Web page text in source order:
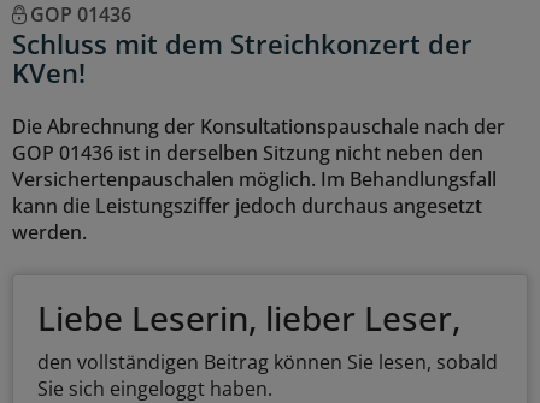
GOP 01436
Schluss mit dem Streichkonzert der
KVen!
Die Abrechnung der Konsultationspauschale nach der
GOP 01436 ist in derselben Sitzung nicht neben den
Versichertenpauschalen möglich. Im Behandlungsfall
kann die Leistungsziffer jedoch durchaus angesetzt
werden.
Liebe Leserin, lieber Leser,
den vollständigen Beitrag können Sie lesen, sobald
Sie sich eingeloggt haben.